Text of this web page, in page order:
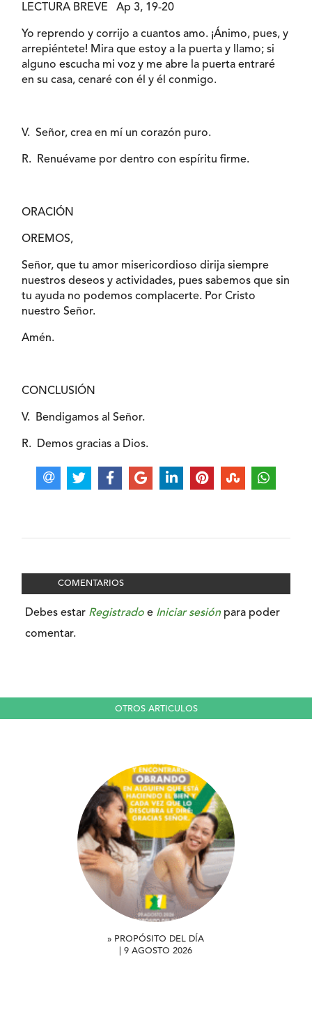
LECTURA BREVE Ap 3, 19-20
Yo reprendo y corrijo a cuantos amo. ¡Ánimo, pues, y
arrepiéntete! Mira que estoy a la puerta y llamo; si
alguno escucha mi voz y me abre la puerta entraré
en su casa, cenaré con él y él conmigo.
V. Señor, crea en mí un corazón puro.
R. Renuévame por dentro con espíritu firme.
ORACIÓN
OREMOS,
Señor, que tu amor misericordioso dirija siempre
nuestros deseos y actividades, pues sabemos que sin
tu ayuda no podemos complacerte. Por Cristo
nuestro Señor.
Amén.
CONCLUSIÓN
V. Bendigamos al Señor.
R. Demos gracias a Dios.
COMENTARIOS
Debes estar Registrado e Iniciar sesión para poder
comentar.
OTROS ARTICULOS
» PROPÓSITO DEL DÍA
| 9 AGOSTO 2026